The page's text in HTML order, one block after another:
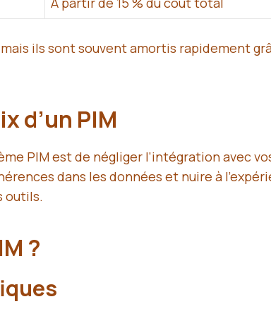
ils sont souvent amortis rapidement
d’un PIM
PIM est de négliger l’intégration avec
dans les données et nuire à
outils.
?